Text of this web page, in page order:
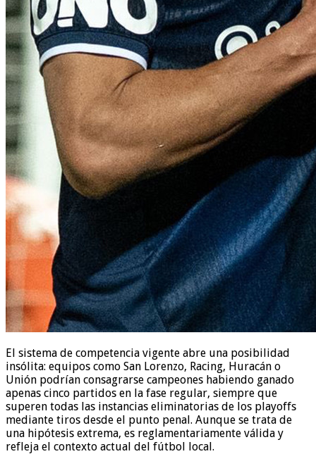
El sistema de competencia vigente abre una posibilidad
insólita: equipos como San Lorenzo, Racing, Huracán o
Unión podrían consagrarse campeones habiendo ganado
apenas cinco partidos en la fase regular, siempre que
superen todas las instancias eliminatorias de los playoffs
mediante tiros desde el punto penal. Aunque se trata de
una hipótesis extrema, es reglamentariamente válida y
refleja el contexto actual del fútbol local.